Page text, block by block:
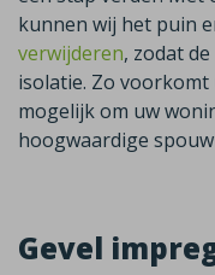
kunnen wij het puin
verwijderen, zodat
isolatie. Zo
mogelijk om uw
hoogwaardige
Gevel